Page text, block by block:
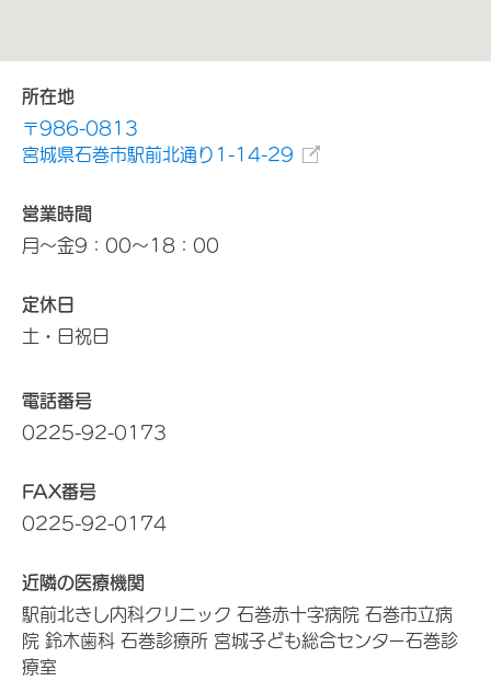
所在地
〒986-0813
宮城県石巻市駅前北通り1-14-29
営業時間
月～金9：00～18：00
定休日
土・日祝日
電話番号
0225-92-0173
FAX番号
0225-92-0174
近隣の医療機関
駅前北きし内科クリニック 石巻赤十字病院 石巻市立病
院 鈴木歯科 石巻診療所 宮城子ども総合センター石巻診
療室